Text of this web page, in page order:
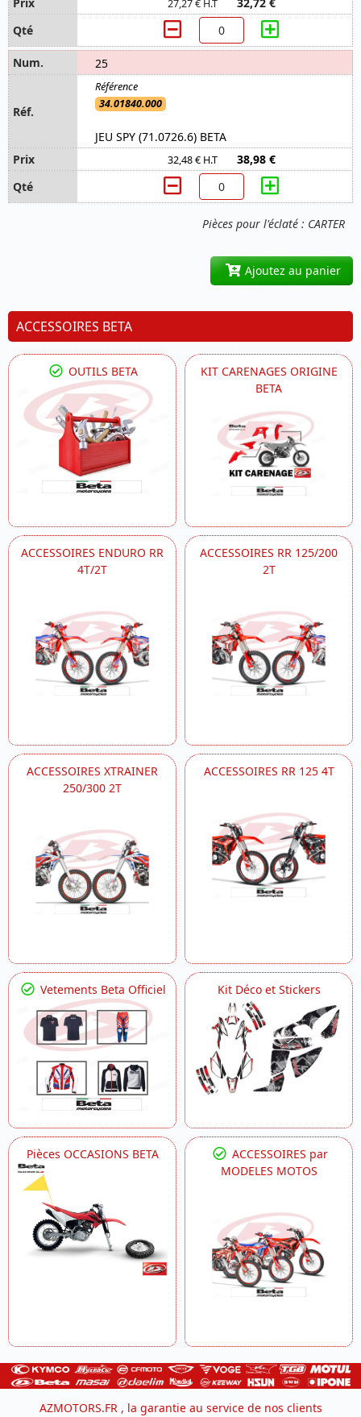
Pièces pour l'éclaté : CARTER
27,27 € H.T 32,72 €
25
34.01840.000
JEU SPY (71.0726.6) BETA
32,48 € H.T 38,98 €
Ajoutez au panier
ACCESSOIRES BETA
OUTILS BETA
KIT CARENAGES ORIGINE
BETA
ACCESSOIRES ENDURO RR
4T/2T
ACCESSOIRES RR 125/200
2T
ACCESSOIRES XTRAINER
250/300 2T
ACCESSOIRES RR 125 4T
Vetements Beta Officiel Kit Déco et Stickers
Pièces OCCASIONS BETA
ACCESSOIRES par
MODELES MOTOS
AZMOTORS.FR , la garantie au service de nos clients